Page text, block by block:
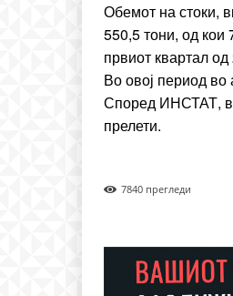
Обемот на стоки,
550,5 тони, од кои
првиот квартал
Во овој период
Според ИНСТАТ,
прелети.
7840 прегледи